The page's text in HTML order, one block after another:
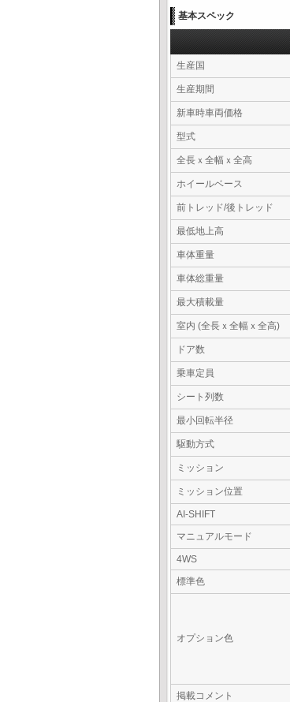
基本スペック
生産国
生産期間
新車時車両価格
型式
全長ｘ全幅ｘ全高
ホイールベース
前トレッド/後トレッド
最低地上高
車体重量
車体総重量
最大積載量
室内 (全長ｘ全幅ｘ全高)
ドア数
乗車定員
シート列数
最小回転半径
駆動方式
ミッション
ミッション位置
AI-SHIFT
マニュアルモード
4WS
標準色
オプション色
掲載コメント